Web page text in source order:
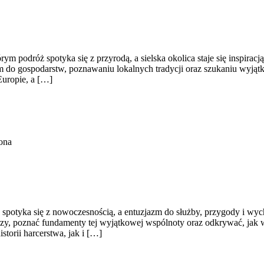
podróż spotyka się z przyrodą, a sielska okolica staje się
gospodarstw, poznawaniu lokalnych tradycji oraz szukaniu
a […]
się z nowoczesnością, a entuzjazm do służby, przygody i
poznać fundamenty tej wyjątkowej wspólnoty oraz odkrywać,
harcerstwa, jak i […]